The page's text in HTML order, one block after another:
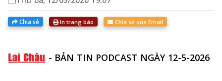
Chia sẻ In trang báo Chia sẻ qua Email
- BẢN TIN PODCAST NGÀY 12-5-2026